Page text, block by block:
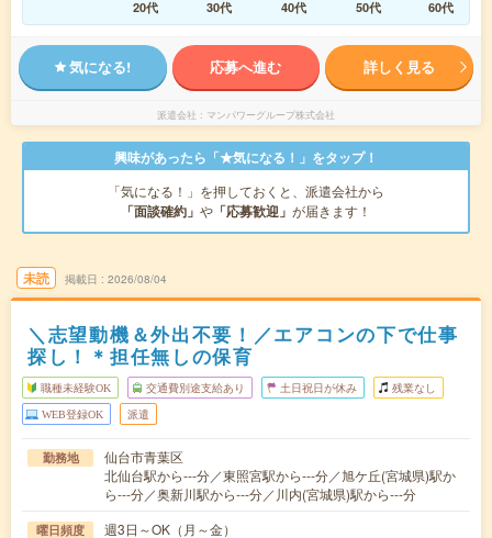
20代
30代 40代 50代 60代
気になる! 応募へ進む 詳しく見る
派遣会社 マンパワーグループ株式会社
興味があったら「★気になる！」をタップ！
「気になる！」を押しておくと、派遣会社から
「面談確約」 や 「応募歓迎」 が届きます！
未読 掲載日 2026/08/04
＼志望動機＆外出不要！／エアコンの下で仕事
探し！＊担任無しの保育
職種未経験OK 交通費別途支給あり 土日祝日が休み 残業なし
WEB登録OK 派遣
勤務地
仙台市青葉区
北仙台駅から---分／東照宮駅から---分／旭ケ丘(宮城県)駅か
ら---分／奥新川駅から---分／川内(宮城県)駅から---分
曜日頻度 週3日～OK（月～金）